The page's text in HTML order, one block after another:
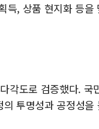
득, 상품 현지화 등
각도로 검증했다. 국
투명성과 공정성을